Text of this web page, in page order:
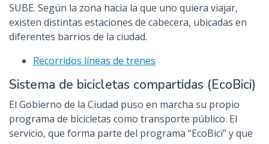
SUBE. Según la zona hacia la que uno quiera viajar,
existen distintas estaciones de cabecera, ubicadas en
diferentes barrios de la ciudad.
Recorridos líneas de trenes
Sistema de bicicletas compartidas (EcoBici)
El Gobierno de la Ciudad puso en marcha su propio
programa de bicicletas como transporte público. El
servicio, que forma parte del programa “EcoBici” y que